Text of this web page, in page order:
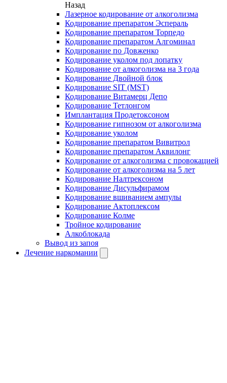
Назад
Лазерное кодирование от алкоголизма
Кодирование препаратом Эспераль
Кодирование препаратом Торпедо
Кодирование препаратом Алгоминал
Кодирование по Довженко
Кодирование уколом под лопатку
Кодирование от алкоголизма на 3 года
Кодирование Двойной блок
Кодирование SIT (MST)
Кодирование Витамерц Депо
Кодирование Тетлонгом
Имплантация Продетоксоном
Кодирование гипнозом от алкоголизма
Кодирование уколом
Кодирование препаратом Вивитрол
Кодирование препаратом Аквилонг
Кодирование от алкоголизма с провокацией
Кодирование от алкоголизма на 5 лет
Кодирование Налтрексоном
Кодирование Дисульфирамом
Кодирование вшиванием ампулы
Кодирование Актоплексом
Кодирование Колме
Тройное кодирование
Алкоблокада
Вывод из запоя
Лечение наркомании